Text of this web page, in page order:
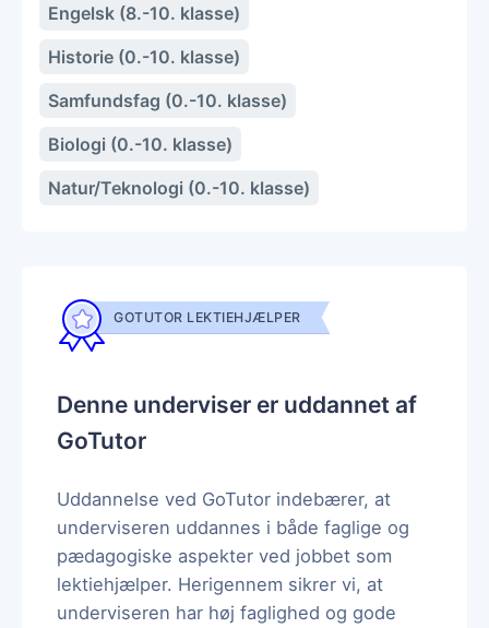
Engelsk (8.-10. klasse)
Historie (0.-10. klasse)
Samfundsfag (0.-10. klasse)
Biologi (0.-10. klasse)
Natur/Teknologi (0.-10. klasse)
GOTUTOR LEKTIEHJÆLPER
Denne underviser er uddannet af
GoTutor
Uddannelse ved GoTutor indebærer, at
underviseren uddannes i både faglige og
pædagogiske aspekter ved jobbet som
lektiehjælper. Herigennem sikrer vi, at
underviseren har høj faglighed og gode